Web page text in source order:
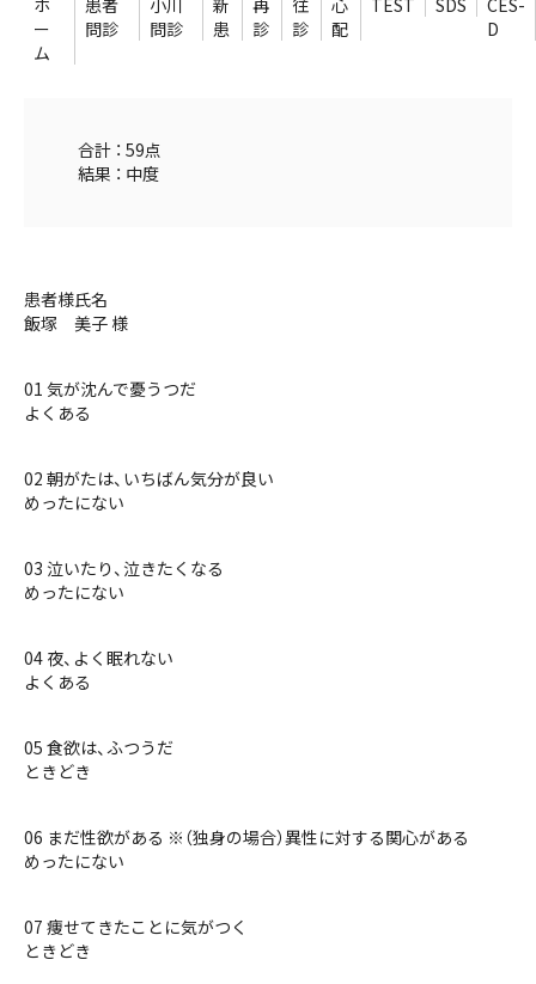
ー
ム
問診
問診
患
診
診
配
D
合計 ： 59点
結果 ： 中度
患者様氏名
飯塚 美子 様
01 気が沈んで憂うつだ
よくある
02 朝がたは、いちばん気分が良い
めったにない
03 泣いたり、泣きたくなる
めったにない
04 夜、よく眠れない
よくある
05 食欲は、ふつうだ
ときどき
06 まだ性欲がある ※（独身の場合）異性に対する関心がある
めったにない
07 痩せてきたことに気がつく
ときどき